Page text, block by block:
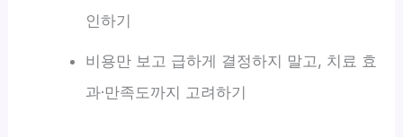
인하기
비용만 보고 급하게 결정하지 말고, 치료 효
과·만족도까지 고려하기